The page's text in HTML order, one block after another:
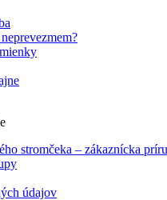
stromčeka – zákaznícka
údajov